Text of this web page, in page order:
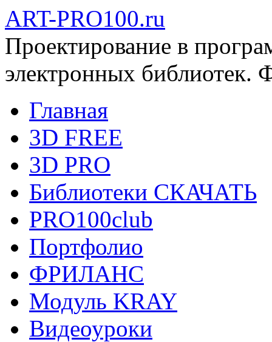
ART-PRO100.ru
Проектирование в
электронных библиотек.
Главная
3D FREE
3D PRO
Библиотеки СКАЧАТЬ
PRO100club
Портфолио
ФРИЛАНС
Модуль KRAY
Видеоуроки